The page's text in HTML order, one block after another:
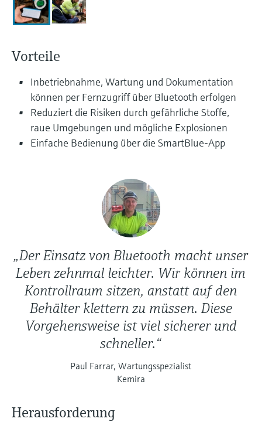
Device Viewer
Ersatzteilsuche
Ersatzteile anhand von Produktwurzel,
Bestellcode oder Seriennummer finden
Füllstandsmessung
Analysatoren für Härte, Eisen,
Aluminium & Chromat
Prozessphotometer
Mikrowellentransmission
Memosens-Technologie
Alle ansehen
Vorteile
Inbetriebnahme, Wartung und Dokumentation
können per Fernzugriff über Bluetooth erfolgen
Reduziert die Risiken durch gefährliche Stoffe,
raue Umgebungen und mögliche Explosionen
Einfache Bedienung über die SmartBlue-App
„Der Einsatz von Bluetooth macht unser
Leben zehnmal leichter. Wir können im
Kontrollraum sitzen, anstatt auf den
Behälter klettern zu müssen. Diese
Vorgehensweise ist viel sicherer und
schneller.“
Paul Farrar, Wartungsspezialist
Kemira
Herausforderung